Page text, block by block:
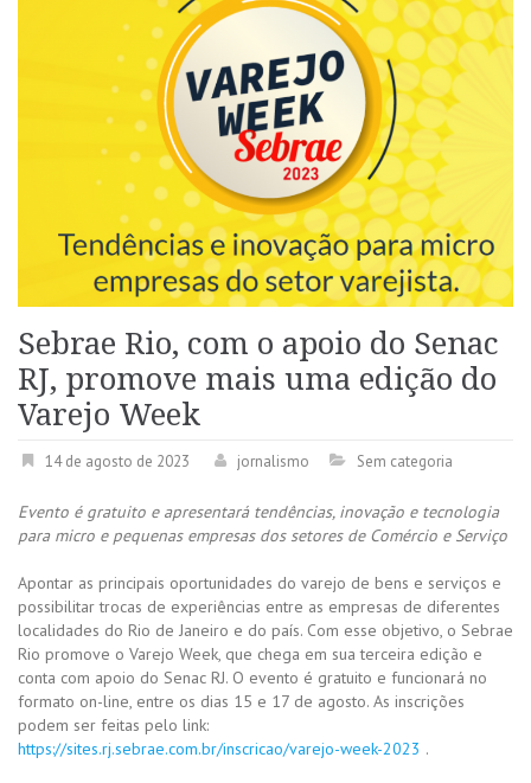
Sebrae Rio, com o apoio do Senac
RJ, promove mais uma edição do
Varejo Week
14 de agosto de 2023 jornalismo Sem categoria
Evento é gratuito e apresentará tendências, inovação e tecnologia
para micro e pequenas empresas dos setores de Comércio e Serviço
Apontar as principais oportunidades do varejo de bens e serviços e
possibilitar trocas de experiências entre as empresas de diferentes
localidades do Rio de Janeiro e do país. Com esse objetivo, o Sebrae
Rio promove o Varejo Week, que chega em sua terceira edição e
conta com apoio do Senac RJ. O evento é gratuito e funcionará no
formato on-line, entre os dias 15 e 17 de agosto. As inscrições
podem ser feitas pelo link:
https://sites.rj.sebrae.com.br/inscricao/varejo-week-2023 .